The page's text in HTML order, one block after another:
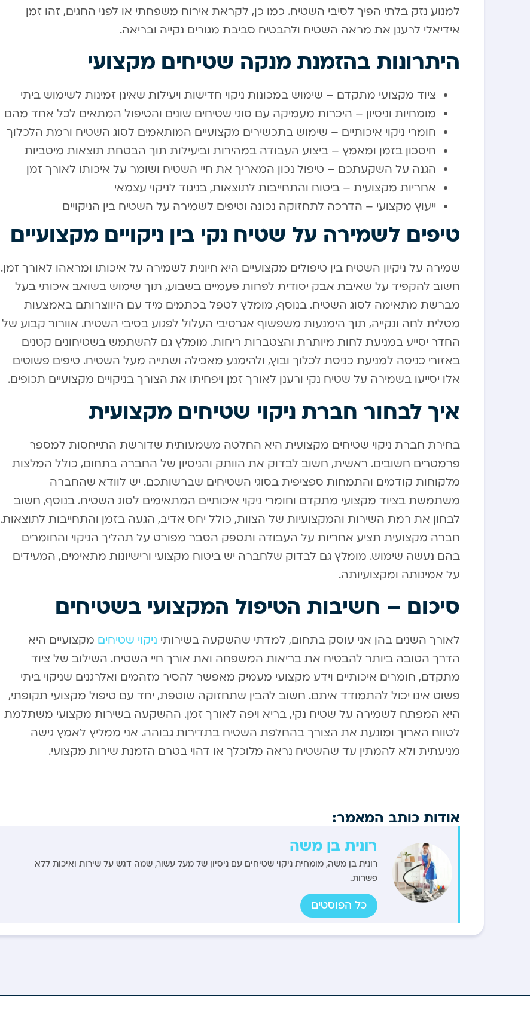
למנוע נזק בלתי הפיך לסיבי השטיח. כמו כן, לקראת אירוח משפחתי או לפני החגים, זהו זמן
אידיאלי לרענן את מראה השטיח ולהבטיח סביבת מגורים נקייה ובריאה.
היתרונות בהזמנת מנקה שטיחים מקצועי
ציוד מקצועי מתקדם – שימוש במכונות ניקוי חדישות ויעילות שאינן זמינות לשימוש ביתי
מומחיות וניסיון – היכרות מעמיקה עם סוגי שטיחים שונים והטיפול המתאים לכל אחד מהם
חומרי ניקוי איכותיים – שימוש בתכשירים מקצועיים המותאמים לסוג השטיח ורמת הלכלוך
חיסכון בזמן ומאמץ – ביצוע העבודה במהירות וביעילות תוך הבטחת תוצאות מיטביות
הגנה על השקעתכם – טיפול נכון המאריך את חיי השטיח ושומר על איכותו לאורך זמן
אחריות מקצועית – ביטוח והתחייבות לתוצאות, בניגוד לניקוי עצמאי
ייעוץ מקצועי – הדרכה לתחזוקה נכונה וטיפים לשמירה על השטיח בין הניקויים
טיפים לשמירה על שטיח נקי בין ניקויים מקצועיים
שמירה על ניקיון השטיח בין טיפולים מקצועיים היא חיונית לשמירה על איכותו ומראהו לאורך זמן.
חשוב להקפיד על שאיבת אבק יסודית לפחות פעמיים בשבוע, תוך שימוש בשואב איכותי בעל
מברשת מתאימה לסוג השטיח. בנוסף, מומלץ לטפל בכתמים מיד עם היווצרותם באמצעות
מטלית לחה ונקייה, תוך הימנעות משפשוף אגרסיבי העלול לפגוע בסיבי השטיח. אוורור קבוע של
החדר יסייע במניעת לחות מיותרת והצטברות ריחות. מומלץ גם להשתמש בשטיחונים קטנים
באזורי כניסה למניעת כניסת לכלוך ובוץ, ולהימנע מאכילה ושתייה מעל השטיח. טיפים פשוטים
אלו יסייעו בשמירה על שטיח נקי ורענן לאורך זמן ויפחיתו את הצורך בניקויים מקצועיים תכופים.
איך לבחור חברת ניקוי שטיחים מקצועית
בחירת חברת ניקוי שטיחים מקצועית היא החלטה משמעותית שדורשת התייחסות למספר
פרמטרים חשובים. ראשית, חשוב לבדוק את הוותק והניסיון של החברה בתחום, כולל המלצות
מלקוחות קודמים והתמחות ספציפית בסוגי השטיחים שברשותכם. יש לוודא שהחברה
משתמשת בציוד מקצועי מתקדם וחומרי ניקוי איכותיים המתאימים לסוג השטיח. בנוסף, חשוב
לבחון את רמת השירות והמקצועיות של הצוות, כולל יחס אדיב, הגעה בזמן והתחייבות לתוצאות.
חברה מקצועית תציע אחריות על העבודה ותספק הסבר מפורט על תהליך הניקוי והחומרים
בהם נעשה שימוש. מומלץ גם לבדוק שלחברה יש ביטוח מקצועי ורישיונות מתאימים, המעידים
על אמינותה ומקצועיותה.
סיכום – חשיבות הטיפול המקצועי בשטיחים
לאורך השנים בהן אני עוסק בתחום, למדתי שהשקעה בשירותי ניקוי שטיחים מקצועיים היא
הדרך הטובה ביותר להבטיח את בריאות המשפחה ואת אורך חיי השטיח. השילוב של ציוד
מתקדם, חומרים איכותיים וידע מקצועי מעמיק מאפשר להסיר מזהמים ואלרגנים שניקוי ביתי
פשוט אינו יכול להתמודד איתם. חשוב להבין שתחזוקה שוטפת, יחד עם טיפול מקצועי תקופתי,
היא המפתח לשמירה על שטיח נקי, בריא ויפה לאורך זמן. ההשקעה בשירות מקצועי משתלמת
לטווח הארוך ומונעת את הצורך בהחלפת השטיח בתדירות גבוהה. אני ממליץ לאמץ גישה
מניעתית ולא להמתין עד שהשטיח נראה מלוכלך או דהוי בטרם הזמנת שירות מקצועי.
אודות כותב המאמר:
רונית בן משה
רונית בן משה, מומחית ניקוי שטיחים עם ניסיון של מעל עשור, שמה דגש על שירות ואיכות ללא
פשרות.
כל הפוסטים